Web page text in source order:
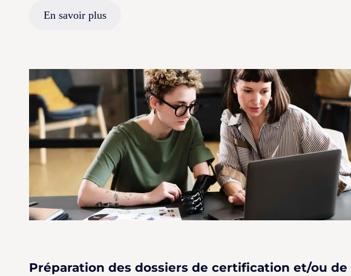
En savoir plus
Préparation des dossiers de certification et/ou de